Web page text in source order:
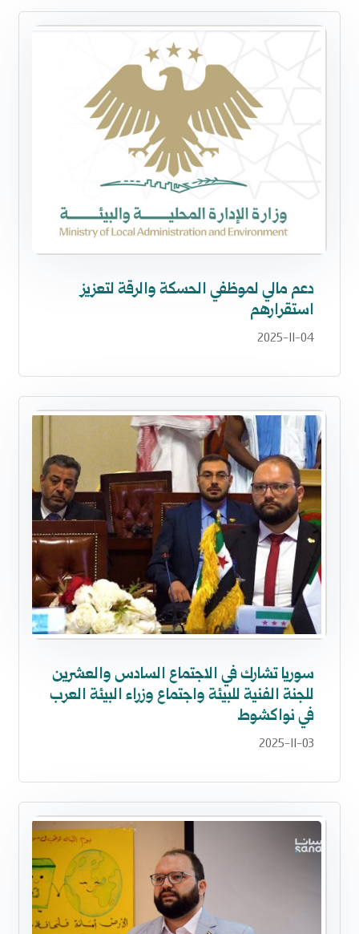
دعم مالي لموظفي الحسكة والرقة لتعزيز
استقرارهم
2025-11-04
سوريا تشارك في الاجتماع السادس والعشرين
للجنة الفنية للبيئة واجتماع وزراء البيئة العرب
في نواكشوط
2025-11-03